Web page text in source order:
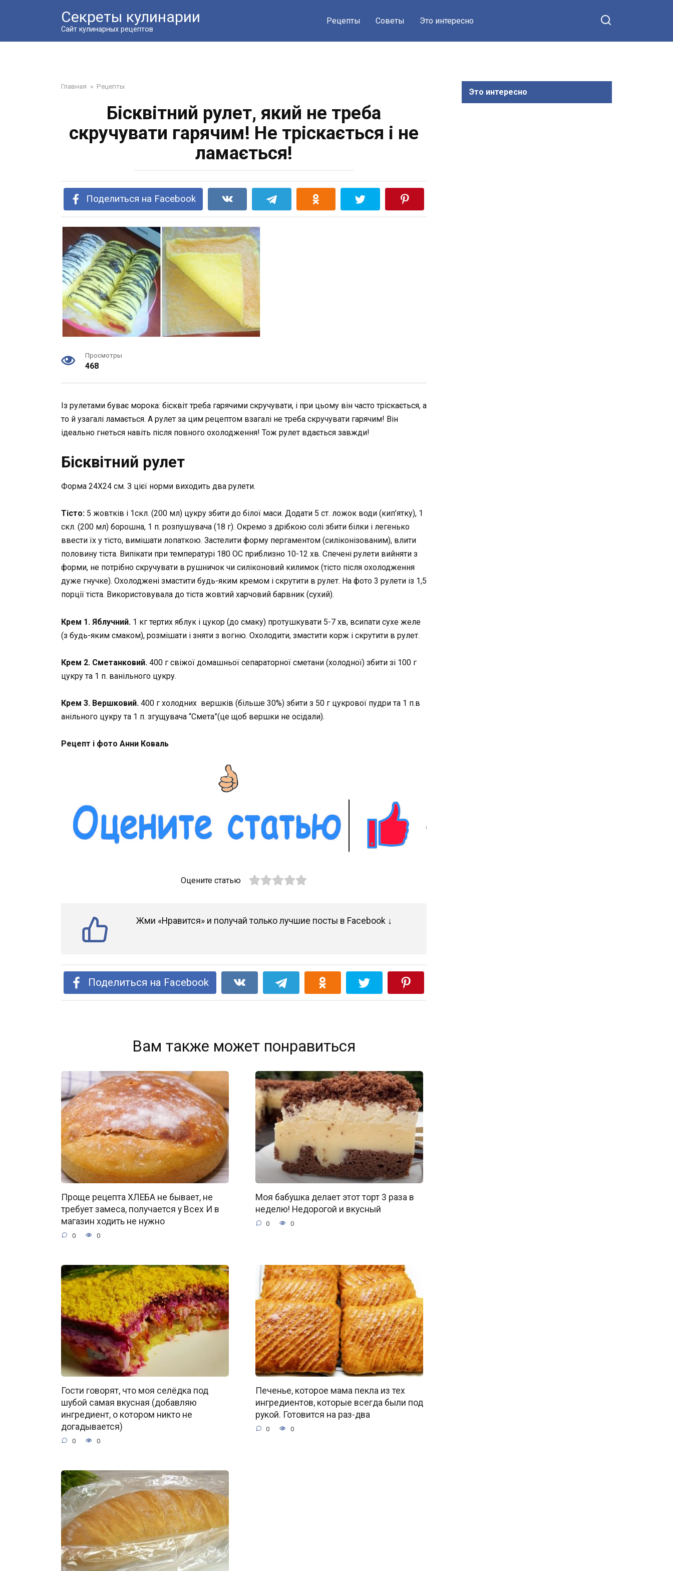
Секреты кулинарии
Сайт кулинарных рецептов
Рецепты Советы Это интересно
Главная » Рецепты
Бісквітний рулет, який не треба
скручувати гарячим! Не тріскається і не
ламається!
Поделиться на Facebook
Просмотры
468
Із рулетами буває морока: бісквіт треба гарячими скручувати, і при цьому він часто тріскається, а
то й узагалі ламається. А рулет за цим рецептом взагалі не треба скручувати гарячим! Він
ідеально гнеться навіть після повного охолодження! Тож рулет вдається завжди!
Бісквітний рулет
Форма 24Х24 см. З цієї норми виходить два рулети.
Тісто: 5 жовтків і 1скл. (200 мл) цукру збити до білої маси. Додати 5 ст. ложок води (кип’ятку), 1
скл. (200 мл) борошна, 1 п. розпушувача (18 г). Окремо з дрібкою солі збити білки і легенько
ввести їх у тісто, вимішати лопаткою. Застелити форму пергаментом (силіконізованим), влити
половину тіста. Випікати при температурі 180 ОС приблизно 10-12 хв. Спечені рулети вийняти з
форми, не потрібно скручувати в рушничок чи силіконовий килимок (тісто після охолодження
дуже гнучке). Охолоджені змастити будь-яким кремом і скрутити в рулет. На фото 3 рулети із 1,5
порції тіста. Використовувала до тіста жовтий харчовий барвник (сухий).
Крем 1. Яблучний. 1 кг тертих яблук і цукор (до смаку) протушкувати 5-7 хв, всипати сухе желе
(з будь-яким смаком), розмішати і зняти з вогню. Охолодити, змастити корж і скрутити в рулет.
Крем 2. Сметанковий. 400 г свіжої домашньої сепараторної сметани (холодної) збити зі 100 г
цукру та 1 п. ванільного цукру.
Крем 3. Вершковий. 400 г холодних вершків (більше 30%) збити з 50 г цукрової пудри та 1 п.в
анільного цукру та 1 п. згущувача “Смета”(це щоб вершки не осідали).
Рецепт і фото Анни Коваль
Оцените статью
Жми «Нравится» и получай только лучшие посты в Facebook ↓
Поделиться на Facebook
Вам также может понравиться
Проще рецепта ХЛЕБА не бывает, не
требует замеса, получается у Всех И в
магазин ходить не нужно
0 0
Моя бабушка делает этот торт 3 раза в
неделю! Недорогой и вкусный
0 0
Гости говорят, что моя селёдка под
шубой самая вкусная (добавляю
ингредиент, о котором никто не
догадывается)
0 0
Печенье, которое мама пекла из тех
ингредиентов, которые всегда были под
рукой. Готовится на раз-два
0 0
Это интересно